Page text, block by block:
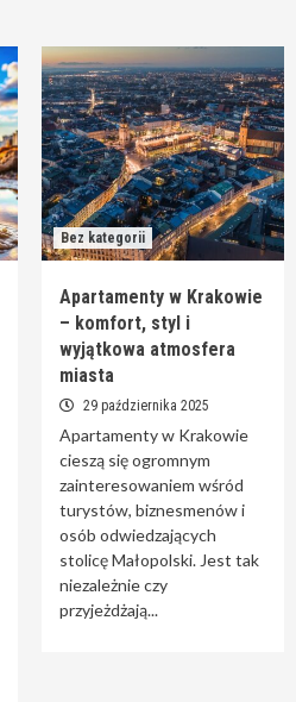
Bez kategorii
Apartamenty w Krakowie
– komfort, styl i
wyjątkowa atmosfera
miasta
29 października 2025
Apartamenty w Krakowie
cieszą się ogromnym
zainteresowaniem wśród
turystów, biznesmenów i
osób odwiedzających
stolicę Małopolski. Jest tak
niezależnie czy
przyjeżdżają...